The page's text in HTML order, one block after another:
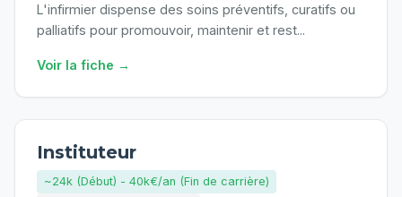
L'infirmier dispense des soins préventifs, curatifs ou
palliatifs pour promouvoir, maintenir et rest...
Voir la fiche →
Instituteur
~24k (Début) - 40k€/an (Fin de carrière)